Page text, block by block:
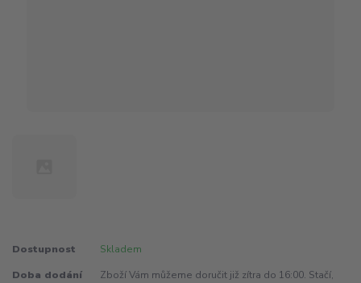
Dostupnost Skladem
Doba dodání
Zboží Vám můžeme doručit již zítra do 16:00. Stačí,